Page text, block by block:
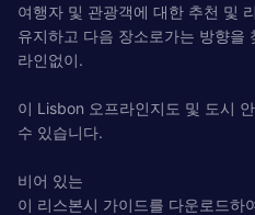
여행자 및 관광객에 대한 추천 및
유지하고 다음 장소로가는 방향을
라인없이.
이 Lisbon 오프라인지도 및 도시
수 있습니다.
비어 있는
이 리스본시 가이드를 다운로드하